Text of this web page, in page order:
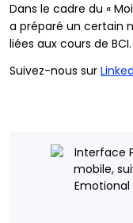
Dans le cadre du «
a préparé un certain
liées aux cours de BCI.
Suivez-nous sur